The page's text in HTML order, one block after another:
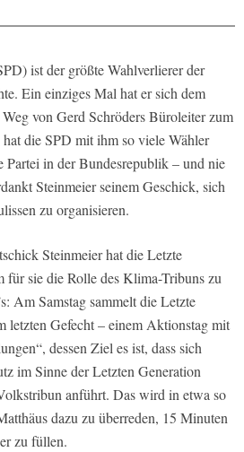
ist der größte Wahlverlierer der
Ein einziges Mal hat er sich dem
von Gerd Schröders Büroleiter zum
die SPD mit ihm so viele Wähler
Partei in der Bundesrepublik – und nie
Steinmeier seinem Geschick, sich
zu organisieren.
Steinmeier hat die Letzte
für sie die Rolle des Klima-Tribuns zu
Am Samstag sammelt die Letzte
letzten Gefecht – einem Aktionstag mit
dessen Ziel es ist, dass sich
im Sinne der Letzten Generation
anführt. Das wird in etwa so
dazu zu überreden, 15 Minuten
zu füllen.